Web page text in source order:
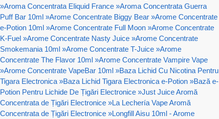
»Aroma Concentrata Eliquid France »Aroma Concentrata Guerra
Puff Bar 10ml »Arome Concentrate Biggy Bear »Arome Concentrate
e-Potion 10ml »Arome Concentrate Full Moon »Arome Concentrate
K-Fuel »Arome Concentrate Nasty Juice »Arome Concentrate
Smokemania 10ml »Arome Concentrate T-Juice »Arome
Concentrate The Flavor 10ml »Arome Concentrate Vampire Vape
»Arome Concentrate VapeBar 10ml »Baza Lichid Cu Nicotina Pentru
Tigara Electronica »Baza Lichid Tigara Electronica e-Potion »Bază e-
Potion Pentru Lichide De Țigări Electronice »Just Juice Aromă
Concentrata de Țigări Electronice »La Lechería Vape Aromă
Concentrata de Țigări Electronice »Longfill Aisu 10ml - Arome